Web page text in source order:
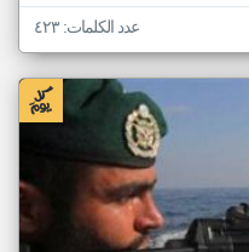
عدد الكلمات: ٤٢٣